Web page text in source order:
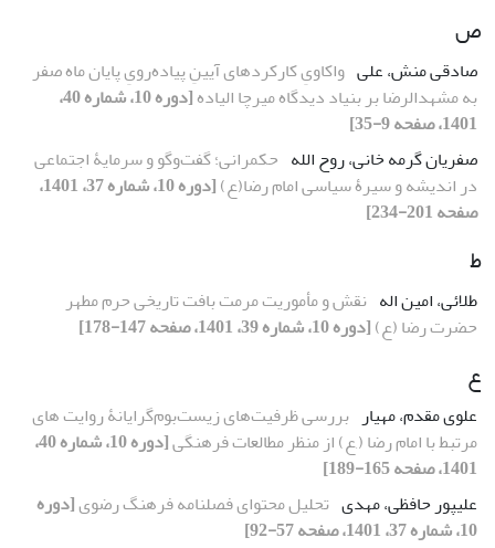
ص
صادقی منش، علی واکاویِ کارکردهای آیینِ پیاده‌رویِ پایان ماه صفر
به مشهدالرضا بر بنیاد دیدگاه میرچا الیاده
[دوره 10، شماره 40،
1401، صفحه 9-35]
صفریان گرمه خانی، روح الله حکمرانی؛ گفت‌وگو و سرمایۀ اجتماعی
در اندیشه و سیرۀ سیاسی امام رضا(ع)
[دوره 10، شماره 37، 1401،
صفحه 201-234]
ط
طلائی، امین اله نقش و مأموریت مرمت بافت تاریخی حرم مطهر
حضرت رضا (ع)[دوره 10، شماره 39، 1401، صفحه 147-178]
ع
علوی مقدم، مهیار بررسی ظرفیت‌های زیست‌بوم‌گرایانۀ روایت های
مرتبط با امام رضا (,ع) از منظر مطالعات فرهنگی
[دوره 10، شماره 40،
1401، صفحه 165-189]
علیپور حافظی، مهدی تحلیل محتوای فصلنامه فرهنگ رضوی[دوره
10، شماره 37، 1401، صفحه 57-92]